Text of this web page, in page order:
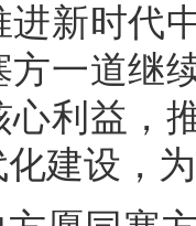
进新时代
方一道继
心利益，
建设，